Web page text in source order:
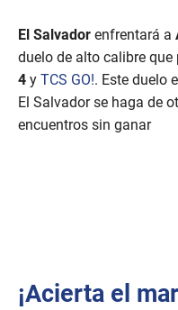
El Salvador enfrentará a
duelo de alto calibre que
4 y TCS GO!. Este duelo
El Salvador se haga de
encuentros sin ganar
¡Acierta el